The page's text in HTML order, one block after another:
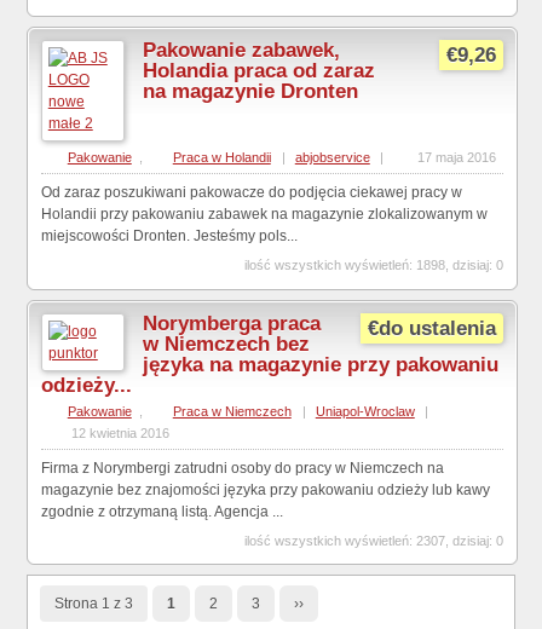
€9,26
Pakowanie zabawek,
Holandia praca od zaraz
na magazynie Dronten
Pakowanie Praca w Holandii | abjobservice | 17 maja 2016
Od zaraz poszukiwani pakowacze do podjęcia ciekawej pracy w
Holandii przy pakowaniu zabawek na magazynie zlokalizowanym w
miejscowości Dronten. Jesteśmy pols...
ilość wszystkich wyświetleń: 1898, dzisiaj: 0
€do ustalenia
Norymberga praca
w Niemczech bez
języka na magazynie przy pakowaniu
odzieży...
Pakowanie Praca w Niemczech | Uniapol-Wroclaw
|
12 kwietnia 2016
Firma z Norymbergi zatrudni osoby do pracy w Niemczech na
magazynie bez znajomości języka przy pakowaniu odzieży lub kawy
zgodnie z otrzymaną listą. Agencja ...
ilość wszystkich wyświetleń: 2307, dzisiaj: 0
Strona 1 z 3 1 2 3 ››